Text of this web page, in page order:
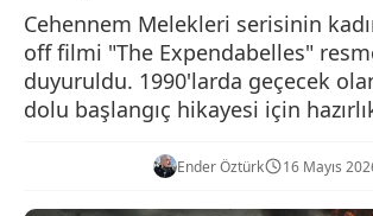
Cehennem Melekleri serisinin
off filmi "The Expendabelles"
duyuruldu. 1990'larda geçecek
dolu başlangıç hikayesi için
Ender Öztürk 16 Mayıs